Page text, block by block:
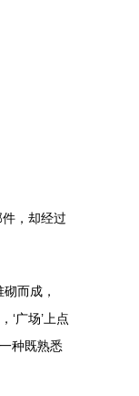
，却经过
而成，
‘广场’上点
种既熟悉